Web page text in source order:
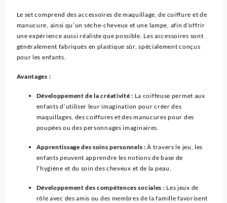
Le set comprend des accessoires de maquillage, de coiffure et de
manucure, ainsi qu’un sèche-cheveux et une lampe, afin d’offrir
une expérience aussi réaliste que possible. Les accessoires sont
généralement fabriqués en plastique sûr, spécialement conçus
pour les enfants.
Avantages :
Développement de la créativité : La coiffeuse permet aux
enfants d’utiliser leur imagination pour créer des
maquillages, des coiffures et des manucures pour des
poupées ou des personnages imaginaires.
Apprentissage des soins personnels : À travers le jeu, les
enfants peuvent apprendre les notions de base de
l’hygiène et du soin des cheveux et de la peau.
Développement des compétences sociales : Les jeux de
rôle avec des amis ou des membres de la famille favorisent